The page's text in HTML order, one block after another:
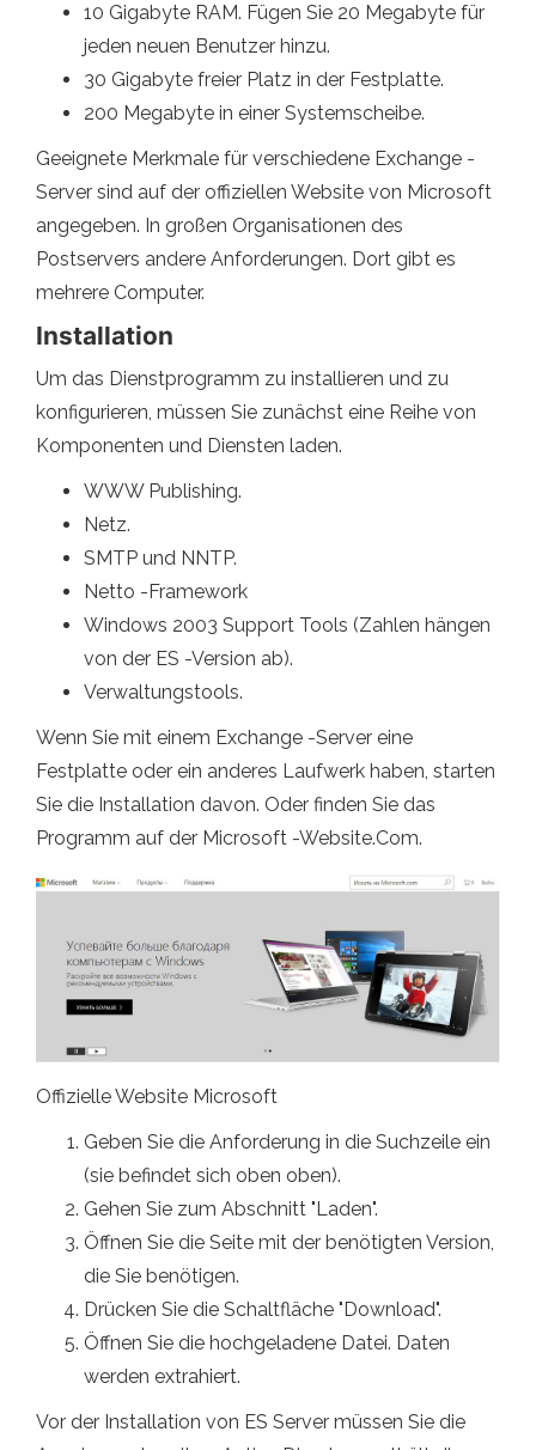
10 Gigabyte RAM. Fügen Sie 20 Megabyte für
jeden neuen Benutzer hinzu.
30 Gigabyte freier Platz in der Festplatte.
200 Megabyte in einer Systemscheibe.
Geeignete Merkmale für verschiedene Exchange -
Server sind auf der offiziellen Website von Microsoft
angegeben. In großen Organisationen des
Postservers andere Anforderungen. Dort gibt es
mehrere Computer.
Installation
Um das Dienstprogramm zu installieren und zu
konfigurieren, müssen Sie zunächst eine Reihe von
Komponenten und Diensten laden.
WWW Publishing.
Netz.
SMTP und NNTP.
Netto -Framework
Windows 2003 Support Tools (Zahlen hängen
von der ES -Version ab).
Verwaltungstools.
Wenn Sie mit einem Exchange -Server eine
Festplatte oder ein anderes Laufwerk haben, starten
Sie die Installation davon. Oder finden Sie das
Programm auf der Microsoft -Website.Com.
Offizielle Website Microsoft
Geben Sie die Anforderung in die Suchzeile ein
(sie befindet sich oben oben).
Gehen Sie zum Abschnitt "Laden".
Öffnen Sie die Seite mit der benötigten Version,
die Sie benötigen.
Drücken Sie die Schaltfläche "Download".
Öffnen Sie die hochgeladene Datei. Daten
werden extrahiert.
Vor der Installation von ES Server müssen Sie die